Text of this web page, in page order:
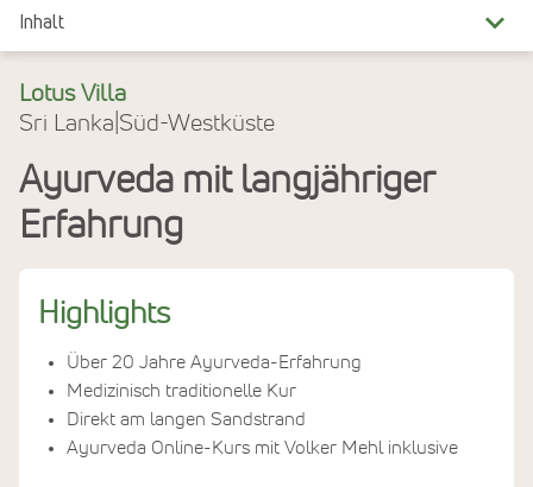
Inhalt
Überblick
Reiseinfos
Leistungen
Lotus Villa
Sri Lanka Süd-Westküste
Ayurveda mit langjähriger
Erfahrung
Highlights
Über 20 Jahre Ayurveda-Erfahrung
Medizinisch traditionelle Kur
Direkt am langen Sandstrand
Ayurveda Online-Kurs mit Volker Mehl inklusive